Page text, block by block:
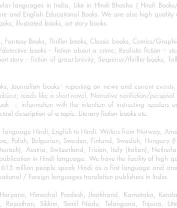
languages in India, Like in Hindi Bhasha ( Hindi
and English Educational Books. We are also high quality
illustrated books, art story books.
Fantasy Books, Thriller books, Classic books, Comics/
books – fiction about a crime, Realistic fiction –
story – fiction of great brevity, Suspense/thriller books,
Journalism books– reporting on news and current
reads like a short novel, Narrative nonfiction/
– information with the intention of instructing readers
description of a topic. Literary fiction books etc.
Hindi, English to Hindi. Writers from Norway,
Polish, Bulgarian, Sweden, Finland, Swedish, Hungary
Austria, Switzerland, Frisian, Italy (Italian),
in Hindi language. We have the facility of high
million people speak Hindi as a first language and
/ Foreign languages translation publishers in India.
Himachal Pradesh, Jharkhand, Karnataka,
Sikkim, Tamil Nadu, Telangana, Tripura,